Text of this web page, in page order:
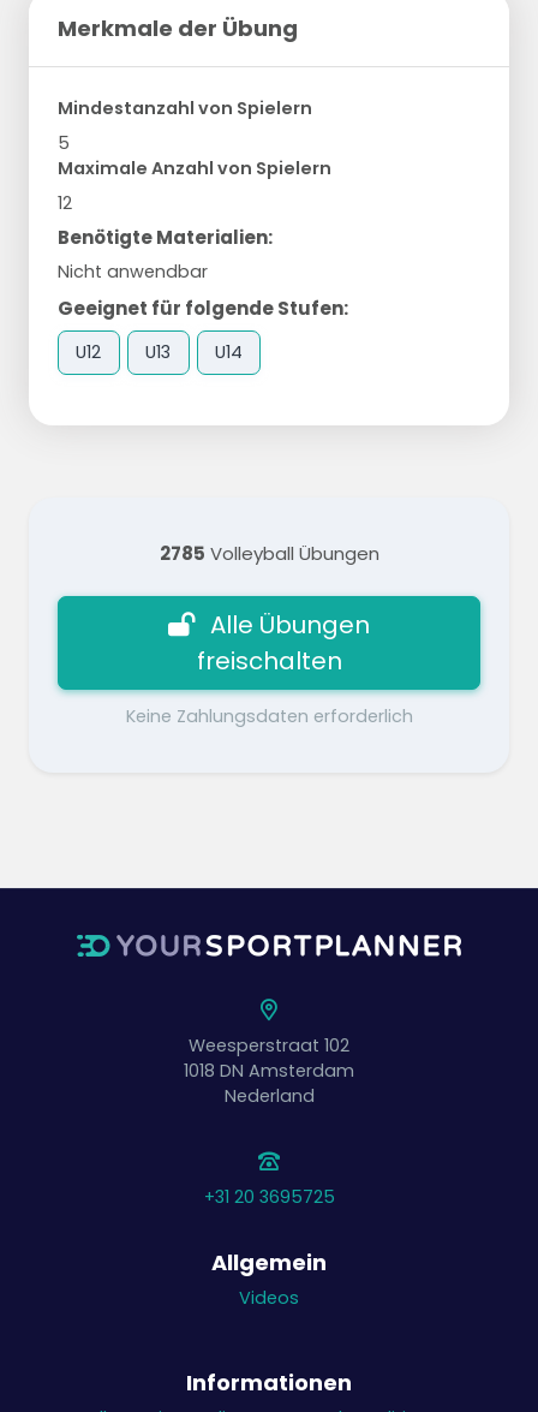
Merkmale der Übung
Mindestanzahl von Spielern
5
Maximale Anzahl von Spielern
12
Benötigte Materialien:
Nicht anwendbar
Geeignet für folgende Stufen:
U12 U13 U14
2785 Volleyball Übungen
Alle Übungen
freischalten
Keine Zahlungsdaten erforderlich
Weesperstraat 102
1018 DN Amsterdam
Nederland
+31 20 3695725
Allgemein
Videos
Informationen